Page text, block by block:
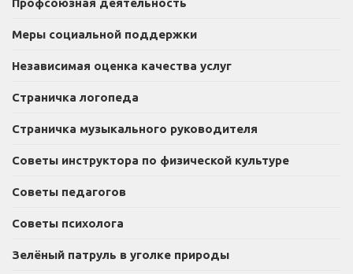
Профсоюзная деятельность
Меры социальной поддержки
Независимая оценка качества услуг
Страничка логопеда
Страничка музыкального руководителя
Советы инструктора по физической культуре
Советы педагогов
Советы психолога
Зелёный патруль в уголке природы